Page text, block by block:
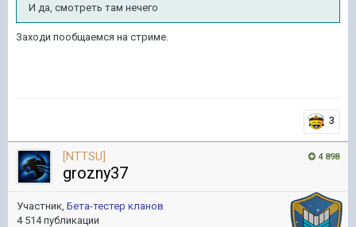
И да, смотреть там нечего
Заходи пообщаемся на стриме.
3
4 898
[NTTSU]
grozny37
Участник, Бета-тестер кланов
4 514 публикации